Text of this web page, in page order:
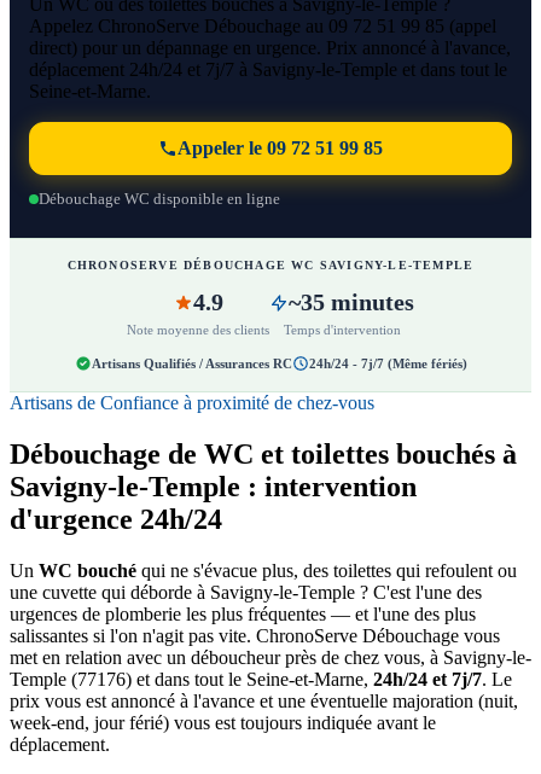
Un WC ou des toilettes bouchés à Savigny-le-Temple ?
Appelez ChronoServe Débouchage au 09 72 51 99 85 (appel
direct) pour un dépannage en urgence. Prix annoncé à l'avance,
déplacement 24h/24 et 7j/7 à Savigny-le-Temple et dans tout le
Seine-et-Marne.
Appeler le 09 72 51 99 85
Débouchage WC disponible en ligne
CHRONOSERVE DÉBOUCHAGE WC SAVIGNY-LE-TEMPLE
4.9
Note moyenne des clients
~35 minutes
Temps d'intervention
Artisans Qualifiés / Assurances RC 24h/24 - 7j/7 (Même fériés)
Artisans de Confiance à proximité de chez-vous
Débouchage de WC et toilettes bouchés à
Savigny-le-Temple : intervention
d'urgence 24h/24
Un WC bouché qui ne s'évacue plus, des toilettes qui refoulent ou
une cuvette qui déborde à Savigny-le-Temple ? C'est l'une des
urgences de plomberie les plus fréquentes — et l'une des plus
salissantes si l'on n'agit pas vite. ChronoServe Débouchage vous
met en relation avec un déboucheur près de chez vous, à Savigny-le-
Temple (77176) et dans tout le Seine-et-Marne, 24h/24 et 7j/7. Le
prix vous est annoncé à l'avance et une éventuelle majoration (nuit,
week-end, jour férié) vous est toujours indiquée avant le
déplacement.